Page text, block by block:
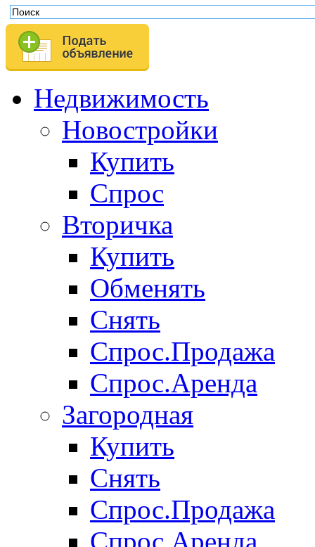
Недвижимость
Новостройки
Купить
Спрос
Вторичка
Купить
Обменять
Снять
Спрос.Продажа
Спрос.Аренда
Загородная
Купить
Снять
Спрос.Продажа